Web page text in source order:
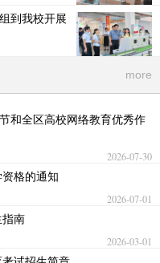
到我校开展
more
和全区高校网络教育优秀作
2026-07-30
格的通知
2026-07-01
指南
2026-03-01